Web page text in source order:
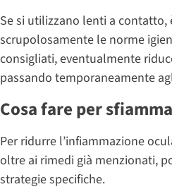
Se si utilizzano lenti a
scrupolosamente le norme
consigliati, eventualmente
passando temporaneamente
Cosa fare per
Per ridurre l’infiammazione
oltre ai rimedi già menzionati,
strategie specifiche.